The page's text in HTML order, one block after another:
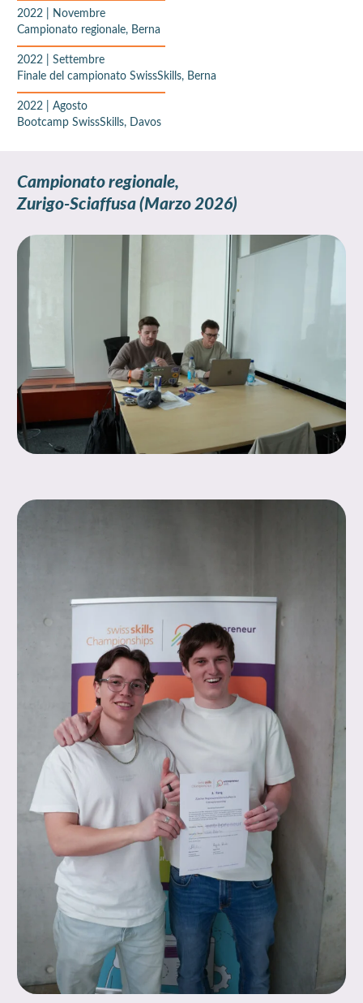
2022 | Novembre
Campionato regionale, Berna
2022 | Settembre
Finale del campionato SwissSkills, Berna
2022 | Agosto
Bootcamp SwissSkills, Davos
Campionato regionale,
Zurigo-Sciaffusa(Marzo 2026)